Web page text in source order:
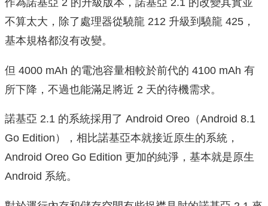
作為諾基亞 2 的升級版本，諾基亞 2.1 的改變其實並
不算太大，除了處理器從驍龍 212 升級到驍龍 425，
基本規格都沒有改變。
但 4000 mAh 的電池容量相較於前代的 4100 mAh 有
所下降，不過也能滿足將近 2 天的待機需求。
諾基亞 2.1 的系統採用了 Android Oreo（Android 8.1
Go Edition），相比諾基亞本就接近原生的系統，
Android Oreo Go Edition 更加的純淨，基本就是原生
Android 系統。